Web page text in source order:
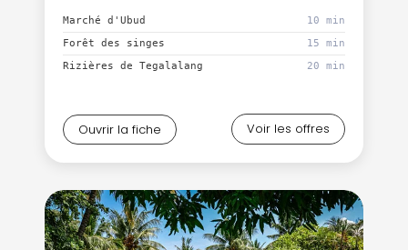
Marché d'Ubud
10 min
Forêt des singes
15 min
Rizières de Tegalalang
20 min
Ouvrir la fiche Voir les offres